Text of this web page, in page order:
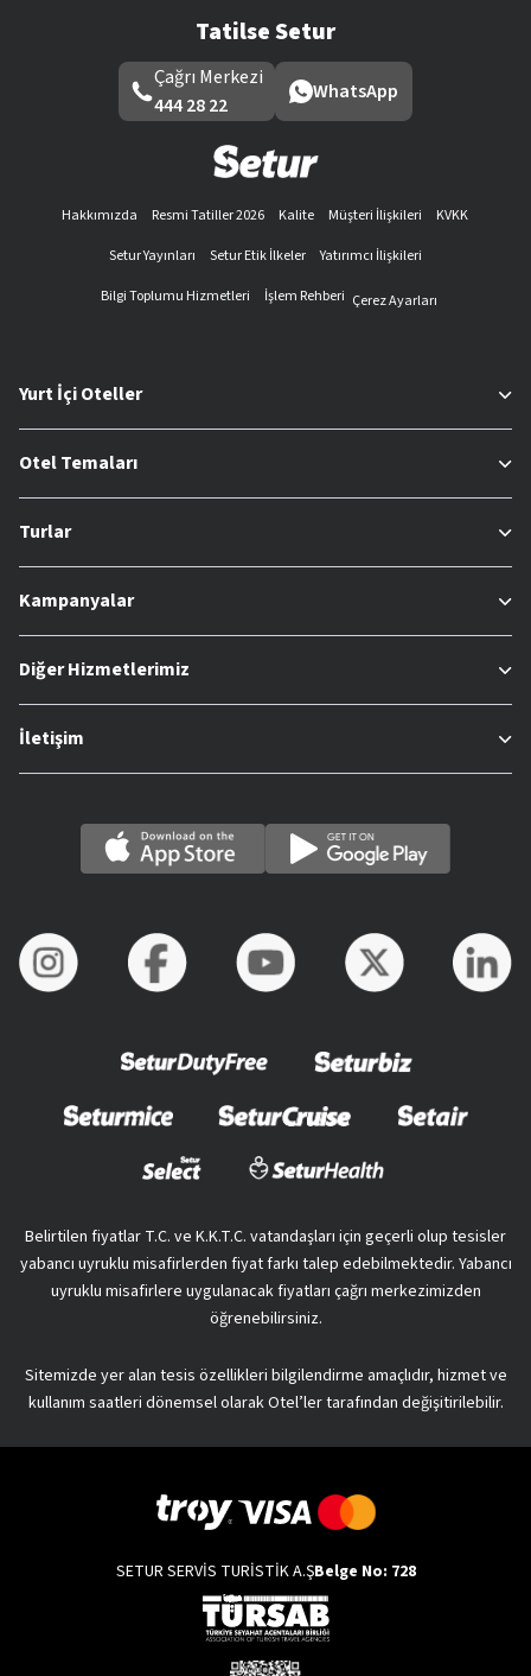
Tatilse Setur
Çağrı Merkezi
444 28 22
WhatsApp
Hakkımızda Resmi Tatiller 2026 Kalite Müşteri İlişkileri
KVKK
Setur Yayınları
Setur Etik İlkeler
Yatırımcı İlişkileri
Bilgi Toplumu Hizmetleri
İşlem Rehberi Çerez Ayarları
Yurt İçi Oteller
Otel Temaları
Turlar
Kampanyalar
Diğer Hizmetlerimiz
İletişim
Belirtilen fiyatlar T.C. ve K.K.T.C. vatandaşları için geçerli olup tesisler
yabancı uyruklu misafirlerden fiyat farkı talep edebilmektedir. Yabancı
uyruklu misafirlere uygulanacak fiyatları çağrı merkezimizden
öğrenebilirsiniz.
Sitemizde yer alan tesis özellikleri bilgilendirme amaçlıdır, hizmet ve
kullanım saatleri dönemsel olarak Otel’ler tarafından değişitirilebilir.
SETUR SERVİS TURİSTİK A.ŞBelge No: 728